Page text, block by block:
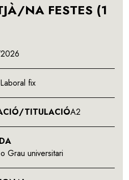
NA FESTES (1
Laboral fix
TITULACIÓA2
Grau universitari